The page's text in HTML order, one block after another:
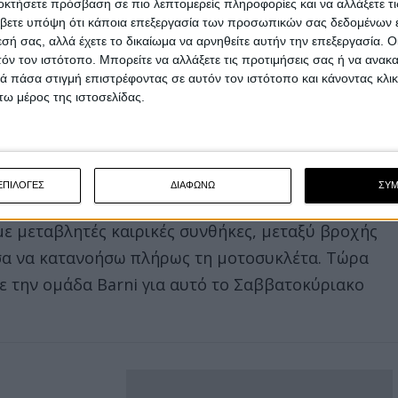
πρόσβαση σε πιο λεπτομερείς πληροφορίες και να αλλάξετε
υπόψη ότι κάποια επεξεργασία των προσωπικών σας δεδομένων
σας, αλλά έχετε το δικαίωμα να αρνηθείτε αυτήν την επεξεργασία.
τον ιστότοπο. Μπορείτε να αλλάξετε τις προτιμήσεις σας ή να
στιγμή επιστρέφοντας σε αυτόν τον ιστότοπο και κάνοντας
μέρος της ιστοσελίδας.
ΔΙΑΦΩΝΩ
διαφορετικά και πονάει ακόμα
και να μοιραστούμε αυτόν τον τελευταίο
στο πρωτάθλημα MotoE και βρίσκεται
“Λυπάμαι για τον Danilo, αγωνιζόταν για την
αυτή τη στιγμή. Εύχομαι στον Danilo
την ομάδα Barni που με κάλεσε. Θα δω το
μεταβλητές καιρικές συνθήκες, μεταξύ βροχής
να κατανοήσω πλήρως τη μοτοσυκλέτα. Τώρα
ομάδα Barni για αυτό το Σαββατοκύριακο